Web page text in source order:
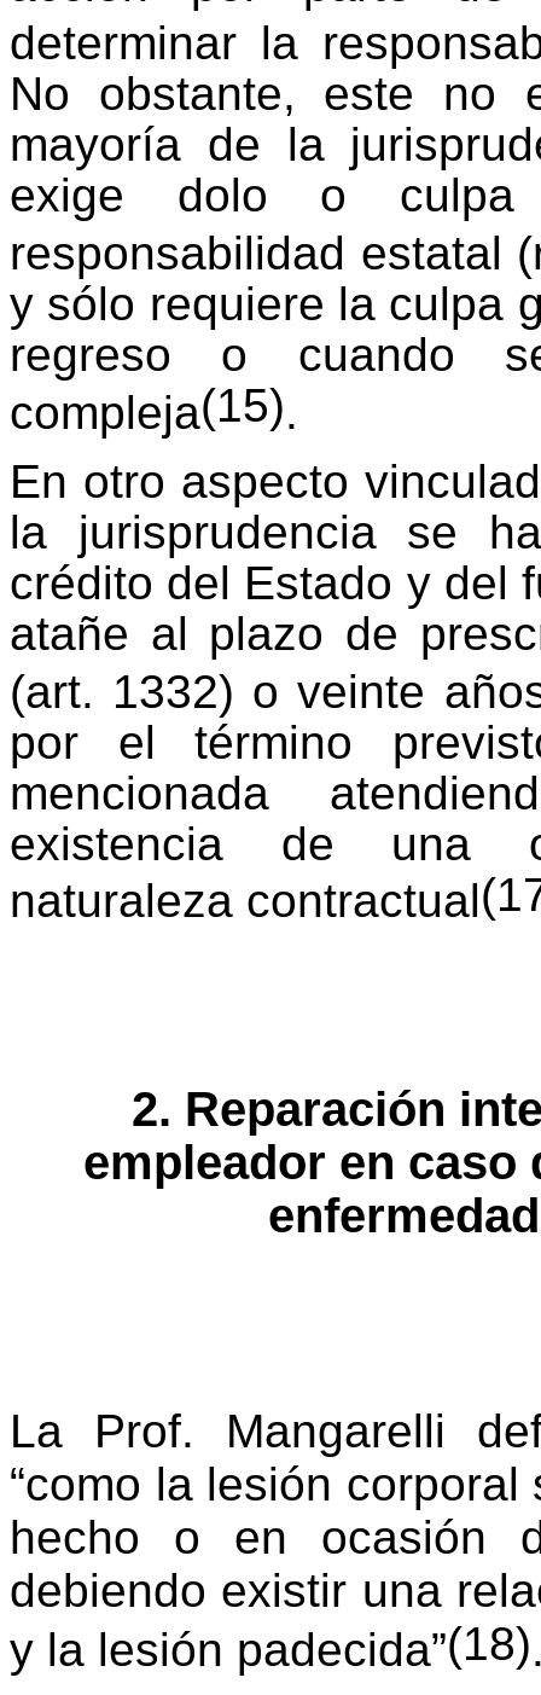
determinar la
No obstante, este no
mayoría de la
exige dolo o culpa
responsabilidad estatal
y sólo requiere la culpa
regreso o cuando
compleja(15).
En otro aspecto
la jurisprudencia se
crédito del Estado y del
atañe al plazo de
(art. 1332) o veinte
por el término
mencionada
existencia de una
naturaleza contractual
2. Reparación
empleador en caso
La Prof. Mangarelli
“como la lesión
hecho o en ocasión
debiendo existir una
y la lesión padecida”(18)